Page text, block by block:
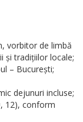
vorbitor de limbă
și tradițiilor locale;
– București;
dejunuri incluse;
12), conform